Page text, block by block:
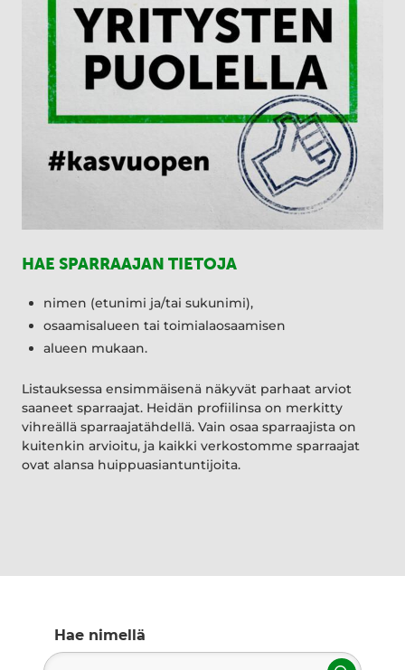
HAE SPARRAAJAN TIETOJA
nimen (etunimi ja/tai sukunimi),
osaamisalueen tai toimialaosaamisen
alueen mukaan.
Listauksessa ensimmäisenä näkyvät parhaat arviot
saaneet sparraajat. Heidän profiilinsa on merkitty
vihreällä sparraajatähdellä. Vain osaa sparraajista on
kuitenkin arvioitu, ja kaikki verkostomme sparraajat
ovat alansa huippuasiantuntijoita.
Hae nimellä